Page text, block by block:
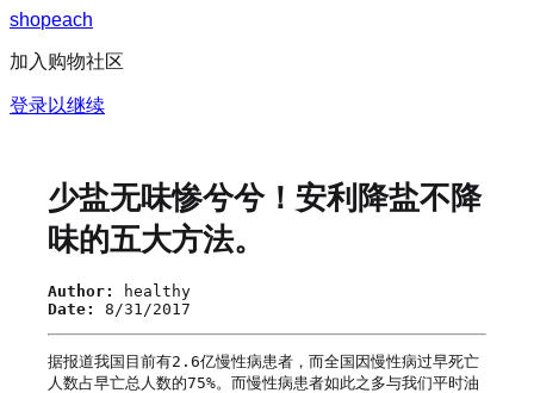
shopeach
加入购物社区
登录以继续
少盐无味惨兮兮！安利降盐不降
味的五大方法。
Author:
healthy
Date:
8/31/2017
据报道我国目前有2.6亿慢性病患者，而全国因慢性病过早死亡
人数占早亡总人数的75%。而慢性病患者如此之多与我们平时油